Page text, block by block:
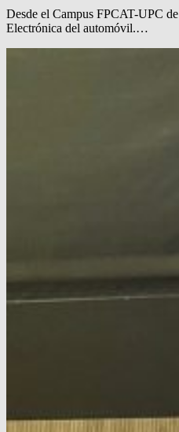
Desde el Campus FPCAT-UPC
Electrónica del automóvil.…